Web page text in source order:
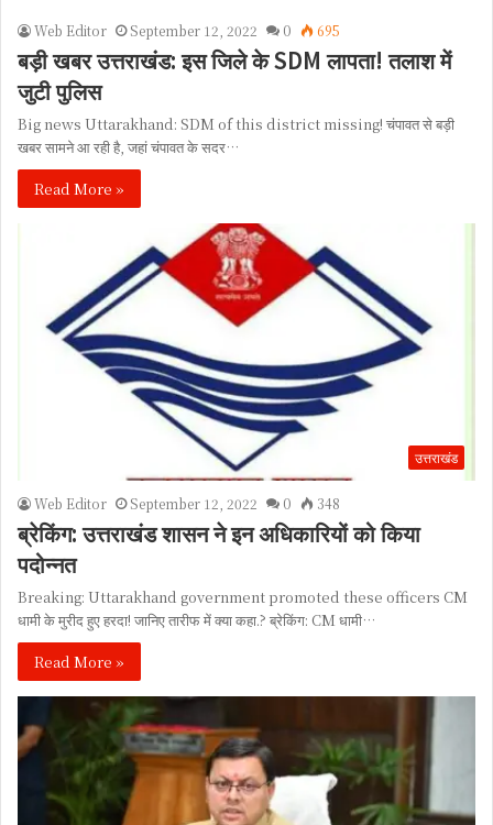
Web Editor September 12, 2022 0 695
बड़ी खबर उत्तराखंड: इस जिले के SDM लापता! तलाश में
जुटी पुलिस
Big news Uttarakhand: SDM of this district missing! चंपावत से बड़ी
खबर सामने आ रही है, जहां चंपावत के सदर…
Read More »
उत्तराखंड
Web Editor September 12, 2022 0 348
ब्रेकिंग: उत्तराखंड शासन ने इन अधिकारियों को किया
पदोन्नत
Breaking: Uttarakhand government promoted these officers CM
धामी के मुरीद हुए हरदा! जानिए तारीफ में क्या कहा.? ब्रेकिंग: CM धामी…
Read More »